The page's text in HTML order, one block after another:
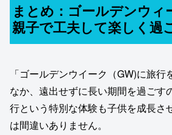
まとめ：ゴールデンウィ
親子で工夫して楽しく過
「ゴールデンウイーク（GW)に旅
なか、遠出せずに長い期間を過ごす
行という特別な体験も子供を成長さ
は間違いありません。